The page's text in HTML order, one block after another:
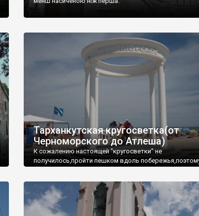
Тарханкутская кругосветка(от
Черноморского до Атлеша)
К сожалению настоящей "кругосветки" не
получилось,пройти пешком вдоль